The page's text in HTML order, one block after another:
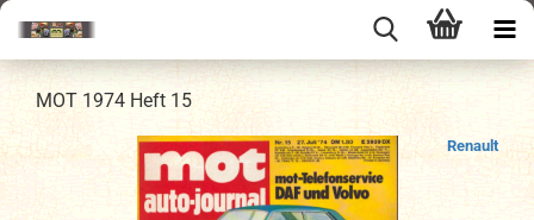
MOT 1974 Heft 15
Renault